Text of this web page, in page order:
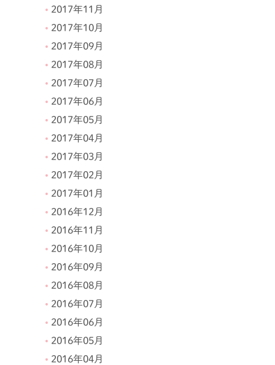
2017年11月
2017年10月
2017年09月
2017年08月
2017年07月
2017年06月
2017年05月
2017年04月
2017年03月
2017年02月
2017年01月
2016年12月
2016年11月
2016年10月
2016年09月
2016年08月
2016年07月
2016年06月
2016年05月
2016年04月